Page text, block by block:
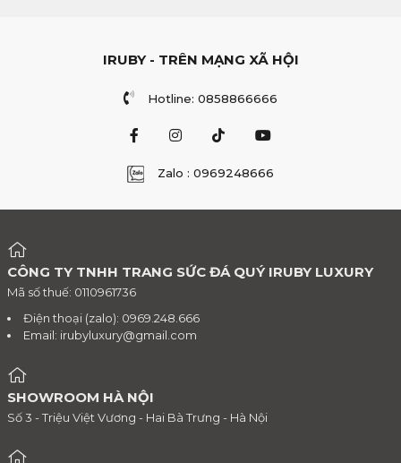
IRUBY - TRÊN MẠNG XÃ HỘI
Hotline: 0858866666
Zalo : 0969248666
CÔNG TY TNHH TRANG SỨC ĐÁ QUÝ IRUBY LUXURY
Mã số thuế: 0110961736
Điện thoại (zalo): 0969.248.666
Email: irubyluxury@gmail.com
SHOWROOM HÀ NỘI
Số 3 - Triệu Việt Vương - Hai Bà Trưng - Hà Nội